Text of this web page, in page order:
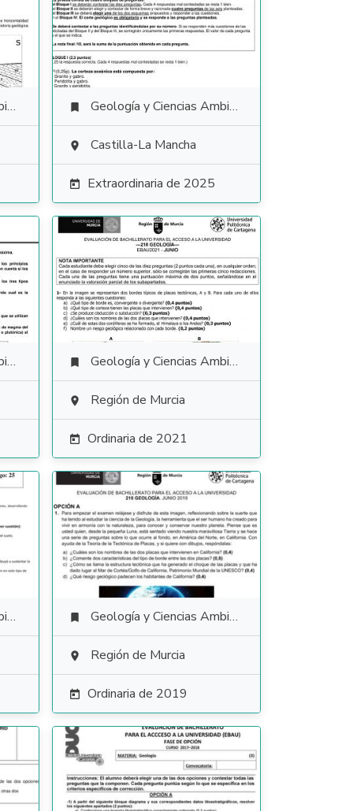
 Geología y Ciencias Ambientales
 Castilla-La Mancha
 Extraordinaria de 2025
 Geología y Ciencias Ambientales
 Región de Murcia
 Ordinaria de 2021
 Geología y Ciencias Ambientales
 Región de Murcia
 Ordinaria de 2019